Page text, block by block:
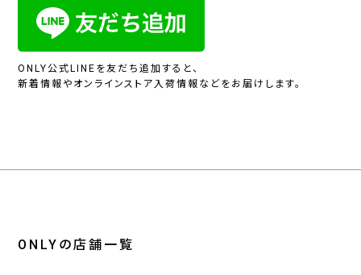
ONLY公式LINEを友だち追加すると、
新着情報やオンラインストア入荷情報などをお届けします。
ONLYの店舗一覧